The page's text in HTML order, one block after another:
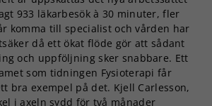
933 läkarbesök à 30 minuter, fler
komma till specialist och vården har
då ett ökat flöde gör att sådant
och uppföljning sker snabbare. Ett
som tidningen Fysioterapi får
bra exempel på det. Kjell Carlesson,
i axeln sydd för två månader